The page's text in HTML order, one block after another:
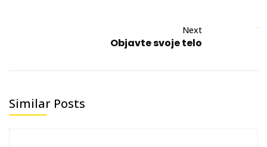
Next
Objavte svoje telo
Similar Posts